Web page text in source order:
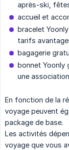
après-ski,
accueil et
bracelet
tarifs
bagagerie
bonnet Yoonly
une
En fonction de la
voyage peuvent
package de base.
Les activités
voyage que vous